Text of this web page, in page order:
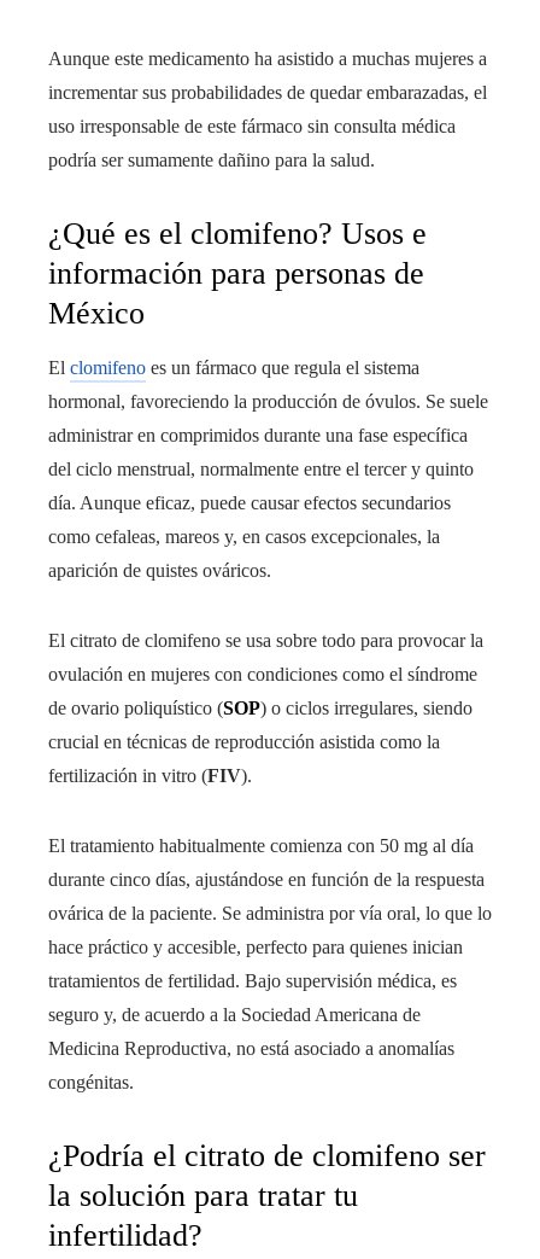
Aunque este medicamento ha asistido a muchas mujeres a
incrementar sus probabilidades de quedar embarazadas, el
uso irresponsable de este fármaco sin consulta médica
podría ser sumamente dañino para la salud.
¿Qué es el clomifeno? Usos e
información para personas de
México
El clomifeno es un fármaco que regula el sistema
hormonal, favoreciendo la producción de óvulos. Se suele
administrar en comprimidos durante una fase específica
del ciclo menstrual, normalmente entre el tercer y quinto
día. Aunque eficaz, puede causar efectos secundarios
como cefaleas, mareos y, en casos excepcionales, la
aparición de quistes ováricos.
El citrato de clomifeno se usa sobre todo para provocar la
ovulación en mujeres con condiciones como el síndrome
de ovario poliquístico (SOP) o ciclos irregulares, siendo
crucial en técnicas de reproducción asistida como la
fertilización in vitro (FIV).
El tratamiento habitualmente comienza con 50 mg al día
durante cinco días, ajustándose en función de la respuesta
ovárica de la paciente. Se administra por vía oral, lo que lo
hace práctico y accesible, perfecto para quienes inician
tratamientos de fertilidad. Bajo supervisión médica, es
seguro y, de acuerdo a la Sociedad Americana de
Medicina Reproductiva, no está asociado a anomalías
congénitas.
¿Podría el citrato de clomifeno ser
la solución para tratar tu
infertilidad?